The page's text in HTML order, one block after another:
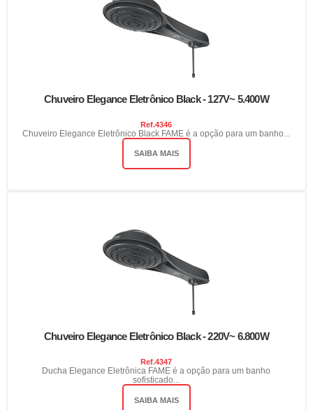
Chuveiro Elegance Eletrônico Black - 127V~ 5.400W
Ref.4346
Chuveiro Elegance Eletrônico Black FAME é a opção para um banho...
SAIBA MAIS
Chuveiro Elegance Eletrônico Black - 220V~ 6.800W
Ref.4347
Ducha Elegance Eletrônica FAME é a opção para um banho
sofisticado...
SAIBA MAIS